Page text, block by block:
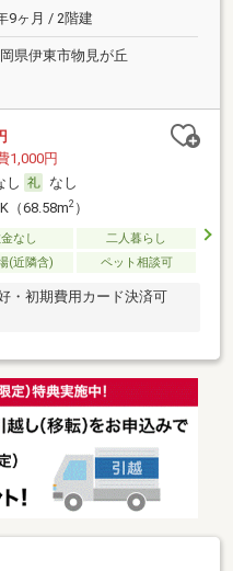
9ヶ月 / 2階建
県伊東市物見が丘
1,000円
し
なし
（68.58m2）
なし
二人暮らし
(近隣含) ペット相談可
・初期費用カード決済可